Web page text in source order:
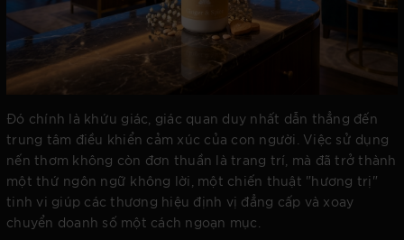
Đó chính là khứu giác, giác quan duy nhất dẫn thẳng đến
trung tâm điều khiển cảm xúc của con người. Việc sử dụng
nến thơm không còn đơn thuần là trang trí, mà đã trở thành
một thứ ngôn ngữ không lời, một chiến thuật "hương trị"
tinh vi giúp các thương hiệu định vị đẳng cấp và xoay
chuyển doanh số một cách ngoạn mục.